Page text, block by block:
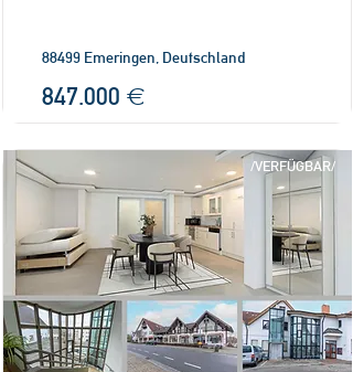
88499 Emeringen, Deutschland
847.000 €
/VERFÜGBAR/